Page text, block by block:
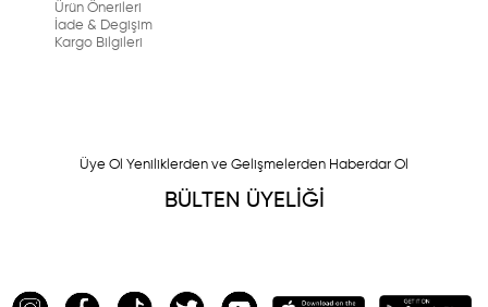
Ürün Önerileri
İade & Degişim
Kargo Bilgileri
Üye Ol Yeniliklerden ve Gelişmelerden Haberdar Ol
BÜLTEN ÜYELİĞİ